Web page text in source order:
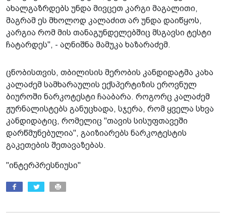
ახალგაზრდებს უნდა მივცეთ კარგი მაგალითი,
მაგრამ ეს მხოლოდ კალაძით არ უნდა დაიწყოს,
კარგია რომ მის თანაგუნდელებშიც მსგავსი ტესტი
ჩატარდეს", - აღნიშნა მამუკა ხაზარაძემ.
ცნობისთვის, თბილისის მერობის კანდიდატმა კახა
კალაძემ სამხარაულის ექსპერტიზის ეროვნულ
ბიუროში ნარკოტესტი ჩააბარა. როგორც კალაძემ
ჟურნალისტებს განუცხადა, სჯერა, რომ ყველა სხვა
კანდიდატიც, რომელიც "თავის სისუფთავეში
დარწმუნებულია", გაიზიარებს ნარკოტესტის
გაკეთების შეთავაზებას.
"ინტერპრესნიუსი"